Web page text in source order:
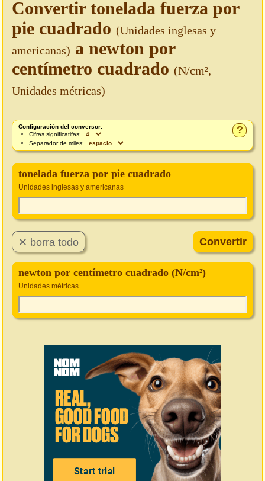
Convertir tonelada fuerza por
pie cuadrado (Unidades inglesas y
americanas) a newton por
centímetro cuadrado (N/cm²,
Unidades métricas)
?
Configuración del conversor:
Cifras significatifas:
Separador de miles:
tonelada fuerza por pie cuadrado
Unidades inglesas y americanas
newton por centímetro cuadrado (N/cm²)
Unidades métricas